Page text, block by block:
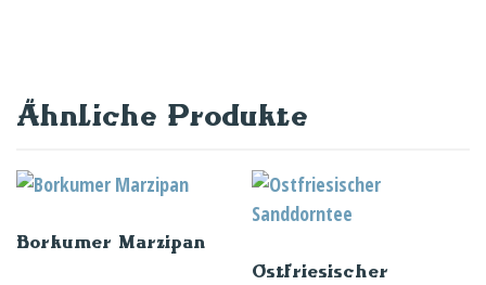
Ähnliche Produkte
Borkumer Marzipan
Ostfriesischer